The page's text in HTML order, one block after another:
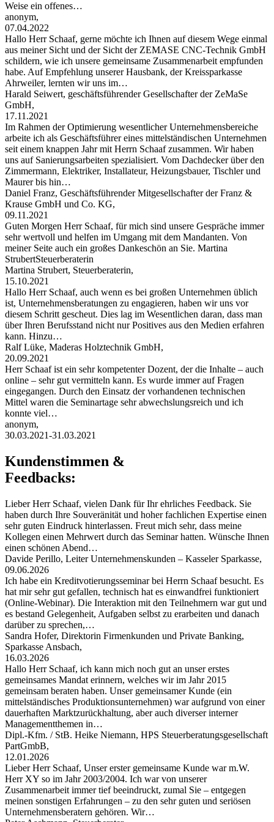
Weise ein offenes…
anonym,
07.04.2022
Hallo Herr Schaaf, gerne möchte ich Ihnen auf diesem Wege einmal
aus meiner Sicht und der Sicht der ZEMASE CNC-Technik GmbH
schildern, wie ich unsere gemeinsame Zusammenarbeit empfunden
habe. Auf Empfehlung unserer Hausbank, der Kreissparkasse
Ahrweiler, lernten wir uns im…
Harald Seiwert, geschäftsführender Gesellschafter der ZeMaSe
GmbH,
17.11.2021
Im Rahmen der Optimierung wesentlicher Unternehmensbereiche
arbeite ich als Geschäftsführer eines mittelständischen Unternehmen
seit einem knappen Jahr mit Herrn Schaaf zusammen. Wir haben
uns auf Sanierungsarbeiten spezialisiert. Vom Dachdecker über den
Zimmermann, Elektriker, Installateur, Heizungsbauer, Tischler und
Maurer bis hin…
Daniel Franz, Geschäftsführender Mitgesellschafter der Franz &
Krause GmbH und Co. KG,
09.11.2021
Guten Morgen Herr Schaaf, für mich sind unsere Gespräche immer
sehr wertvoll und helfen im Umgang mit dem Mandanten. Von
meiner Seite auch ein großes Dankeschön an Sie. Martina
StrubertSteuerberaterin
Martina Strubert, Steuerberaterin,
15.10.2021
Hallo Herr Schaaf, auch wenn es bei großen Unternehmen üblich
ist, Unternehmensberatungen zu engagieren, haben wir uns vor
diesem Schritt gescheut. Dies lag im Wesentlichen daran, dass man
über Ihren Berufsstand nicht nur Positives aus den Medien erfahren
kann. Hinzu…
Ralf Lüke, Maderas Holztechnik GmbH,
20.09.2021
Herr Schaaf ist ein sehr kompetenter Dozent, der die Inhalte – auch
online – sehr gut vermitteln kann. Es wurde immer auf Fragen
eingegangen. Durch den Einsatz der vorhandenen technischen
Mittel waren die Seminartage sehr abwechslungsreich und ich
konnte viel…
anonym,
30.03.2021-31.03.2021
Kundenstimmen &
Feedbacks:
Lieber Herr Schaaf, vielen Dank für Ihr ehrliches Feedback. Sie
haben durch Ihre Souveränität und hoher fachlichen Expertise einen
sehr guten Eindruck hinterlassen. Freut mich sehr, dass meine
Kollegen einen Mehrwert durch das Seminar hatten. Wünsche Ihnen
einen schönen Abend…
Davide Perillo, Leiter Unternehmenskunden – Kasseler Sparkasse,
09.06.2026
Ich habe ein Kreditvotierungsseminar bei Herrn Schaaf besucht. Es
hat mir sehr gut gefallen, technisch hat es einwandfrei funktioniert
(Online-Webinar). Die Interaktion mit den Teilnehmern war gut und
es bestand Gelegenheit, Aufgaben selbst zu erarbeiten und danach
darüber zu sprechen,…
Sandra Hofer, Direktorin Firmenkunden und Private Banking,
Sparkasse Ansbach,
16.03.2026
Hallo Herr Schaaf, ich kann mich noch gut an unser erstes
gemeinsames Mandat erinnern, welches wir im Jahr 2015
gemeinsam beraten haben. Unser gemeinsamer Kunde (ein
mittelständisches Produktionsunternehmen) war aufgrund von einer
dauerhaften Marktzurückhaltung, aber auch diverser interner
Managementthemen in…
Dipl.-Kfm. / StB. Heike Niemann, HPS Steuerberatungsgesellschaft
PartGmbB,
12.01.2026
Lieber Herr Schaaf, Unser erster gemeinsame Kunde war m.W.
Herr XY so im Jahr 2003/2004. Ich war von unserer
Zusammenarbeit immer tief beeindruckt, zumal Sie – entgegen
meinen sonstigen Erfahrungen – zu den sehr guten und seriösen
Unternehmensberatern gehören. Wir…